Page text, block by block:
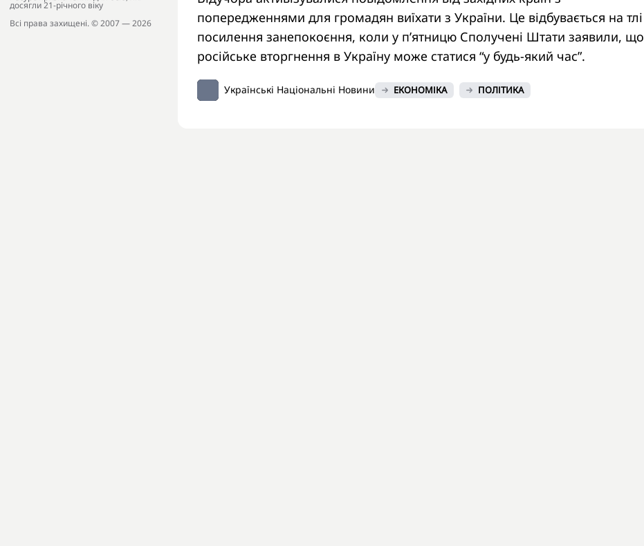
досягли 21-річного віку
Всі права захищені. © 2007 — 2026
попередженнями для громадян виїхати з України. Це відбувається на тлі
посилення занепокоєння, коли у п’ятницю Сполучені Штати заявили, що
російське вторгнення в Україну може статися “у будь-який час”.
Українські Національні Новини ЕКОНОМІКА ПОЛІТИКА